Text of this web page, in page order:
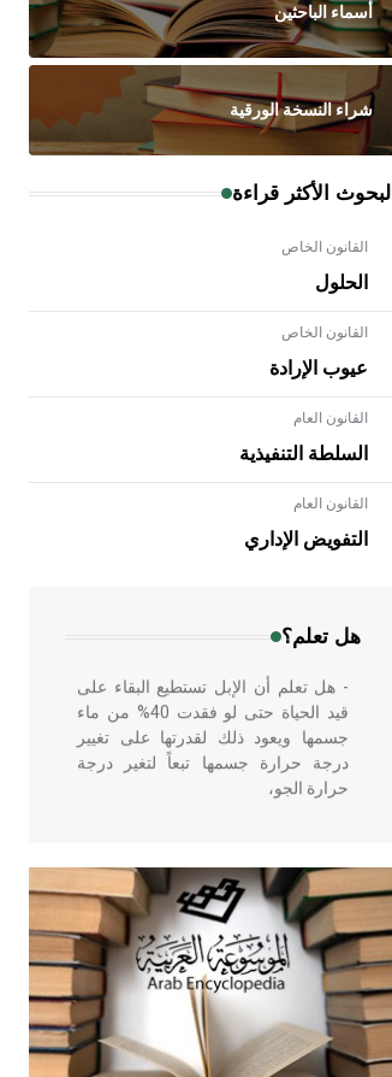
أسماء الباحثين
شراء النسخة الورقية
البحوث الأكثر قراءة
القانون الخاص
الحلول
القانون الخاص
عيوب الإرادة
القانون العام
السلطة التنفيذية
القانون العام
التفويض الإداري
هل تعلم؟
- هل تعلم أن الأبلق نوع من الفنون
الهندسية التي ارتبطت بالعمارة الإسلامية
في بلاد الشام ومصر خاصة، حيث يحرص
- هل تعلم أن الإبل تستطيع البقاء على
قيد الحياة حتى لو فقدت 40% من ماء
جسمها ويعود ذلك لقدرتها على تغيير
درجة حرارة جسمها تبعاً لتغير درجة
حرارة الجو،
- هل تعلم أن أبقراط كتب في الطب
أربعة مؤلفات هي: الحكم، الأدلة، تنظيم
التغذية، ورسالته في جروح الرأس.
ويعود له الفضل بأنه حرر الطب من
الدين والفلسفة.
- هل تعلم أن المرجان إفراز حيواني